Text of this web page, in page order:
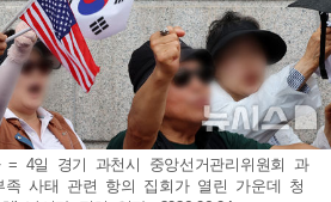
= 4일 경기 과천시 중앙선거관리위원회 과
족 사태 관련 항의 집회가 열린 가운데 청